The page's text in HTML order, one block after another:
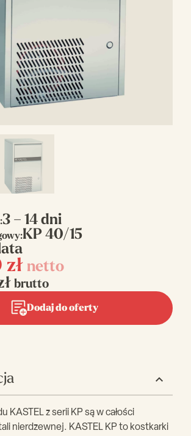
3 – 14 dni
KP 40/15
zł netto
brutto
Dodaj do oferty
KASTEL z serii KP są w całości
nierdzewnej. KASTEL KP to kostkarki